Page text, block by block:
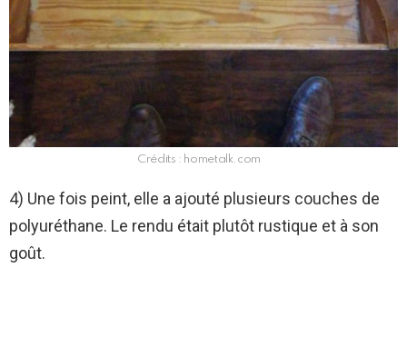
Crédits : hometalk.com
4) Une fois peint, elle a ajouté plusieurs couches de
polyuréthane. Le rendu était plutôt rustique et à son
goût.